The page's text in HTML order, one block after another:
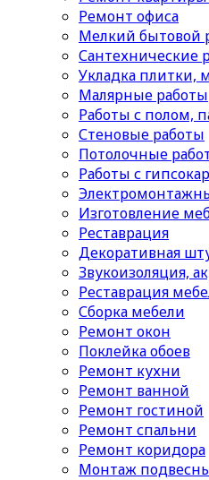
Ремонт офиса
Мелкий бытовой
Сантехнические
Укладка плитки,
Малярные работы
Работы с полом,
Стеновые работы
Потолочные
Работы с
Изготовление
Реставрация
Декоративная
Звукоизоляция,
Реставрация
Сборка мебели
Ремонт окон
Поклейка обоев
Ремонт кухни
Ремонт ванной
Ремонт гостиной
Ремонт спальни
Ремонт коридора
Монтаж